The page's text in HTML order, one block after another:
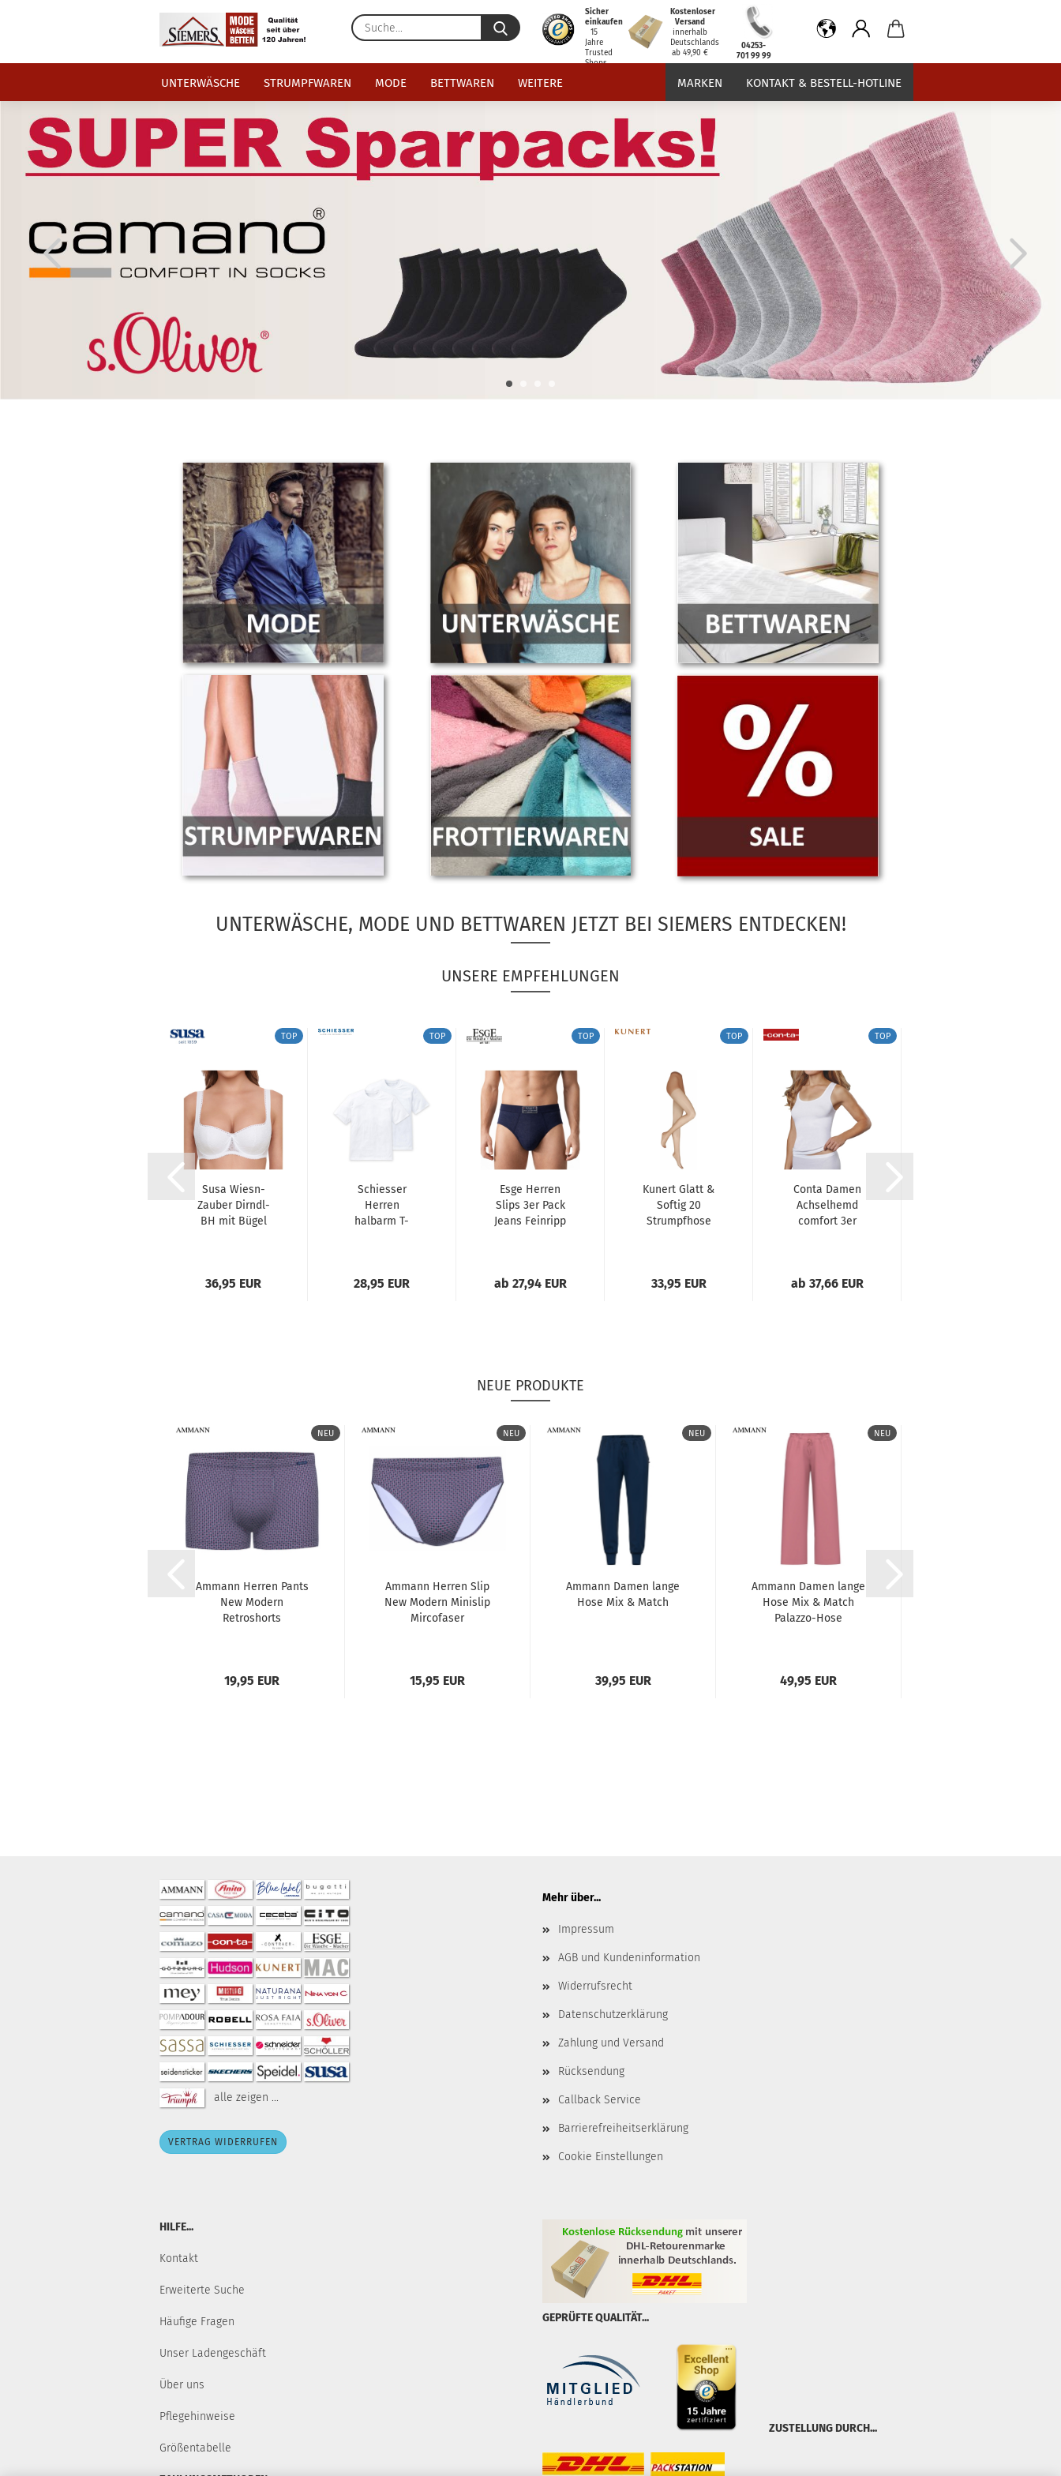
Suche...
Sicher
einkaufen
15
Jahre
Trusted
Shops
Kostenloser
Versand
innerhalb
Deutschlands
ab 49,90 €
04253-
701 99 99
UNTERWÄSCHE STRUMPFWAREN MODE BETTWAREN MARKEN KONTAKT & BESTELL-HOTLINE
WEITERE
UNTERWÄSCHE, MODE UND BETTWAREN JETZT BEI SIEMERS ENTDECKEN!
UNSERE EMPFEHLUNGEN
TOP
Susa Wiesn-
Zauber Dirndl-
BH mit Bügel
36,95 EUR
TOP
Schiesser
Herren
halbarm T-
American...
28,95 EUR
TOP
Esge Herren
Slips 3er Pack
Jeans Feinripp
ab 27,94 EUR
TOP
Kunert Glatt &
Softig 20
Strumpfhose
33,95 EUR
TOP
Conta Damen
Achselhemd
comfort 3er
ab 37,66 EUR
NEUE PRODUKTE
NEU
Ammann Herren Pants
New Modern
Retroshorts
19,95 EUR
NEU
Ammann Herren Slip
New Modern Minislip
Mircofaser
15,95 EUR
NEU
Ammann Damen lange
Hose Mix & Match
39,95 EUR
NEU
Ammann Damen lange
Hose Mix & Match
Palazzo-Hose
49,95 EUR
alle zeigen ...
VERTRAG WIDERRUFEN
Mehr über...
Impressum
AGB und Kundeninformation
Widerrufsrecht
Datenschutzerklärung
Zahlung und Versand
Rücksendung
Callback Service
Barrierefreiheitserklärung
Cookie Einstellungen
HILFE...
Kontakt
Erweiterte Suche
Häufige Fragen
Unser Ladengeschäft
Über uns
Pflegehinweise
Größentabelle
GEPRÜFTE QUALITÄT...
ZUSTELLUNG DURCH...